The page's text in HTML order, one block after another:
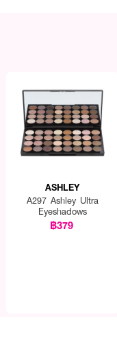
ASHLEY
A297 Ashley Ultra
Eyeshadows
฿379